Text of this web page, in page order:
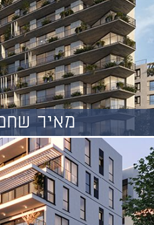
מאיר שחם